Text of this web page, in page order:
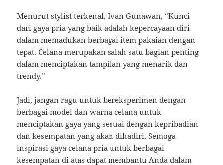
Menurut stylist terkenal, Ivan Gunawan, “Kunci
dari gaya pria yang baik adalah kepercayaan diri
dalam memadukan berbagai item pakaian dengan
tepat. Celana merupakan salah satu bagian penting
dalam menciptakan tampilan yang menarik dan
trendy.”
Jadi, jangan ragu untuk bereksperimen dengan
berbagai model dan warna celana untuk
menciptakan gaya yang sesuai dengan kepribadian
dan kesempatan yang akan dihadiri. Semoga
inspirasi gaya celana pria untuk berbagai
kesempatan di atas dapat membantu Anda dalam